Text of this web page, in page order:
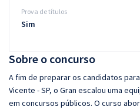
Sobre o concurso
A fim de preparar os candidatos
Vicente - SP, o Gran escalou uma
em concursos públicos. O curso
Prova de títulos
Sim